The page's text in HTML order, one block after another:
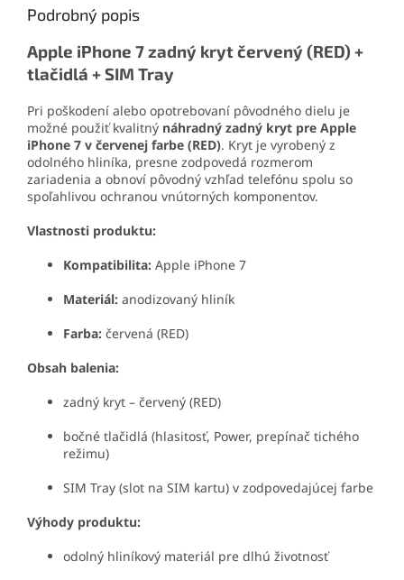
Podrobný popis
Apple iPhone 7 zadný kryt červený (RED) +
tlačidlá + SIM Tray
Pri poškodení alebo opotrebovaní pôvodného dielu je
možné použiť kvalitný náhradný zadný kryt pre Apple
iPhone 7 v červenej farbe (RED). Kryt je vyrobený z
odolného hliníka, presne zodpovedá rozmerom
zariadenia a obnoví pôvodný vzhľad telefónu spolu so
spoľahlivou ochranou vnútorných komponentov.
Vlastnosti produktu:
Kompatibilita: Apple iPhone 7
Materiál: anodizovaný hliník
Farba: červená (RED)
Obsah balenia:
zadný kryt – červený (RED)
bočné tlačidlá (hlasitosť, Power, prepínač tichého
režimu)
SIM Tray (slot na SIM kartu) v zodpovedajúcej farbe
Výhody produktu:
odolný hliníkový materiál pre dlhú životnosť